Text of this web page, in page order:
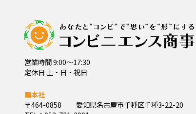
営業時間 9:00～17:30
定休日 土・日・祝日
■本社
〒464-0858
愛知県名古屋市千種区千種3-22-20